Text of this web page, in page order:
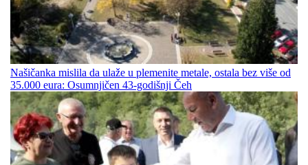
Našičanka mislila da ulaže u plemenite metale, ostala bez više od
35.000 eura: Osumnjičen 43-godišnji Čeh